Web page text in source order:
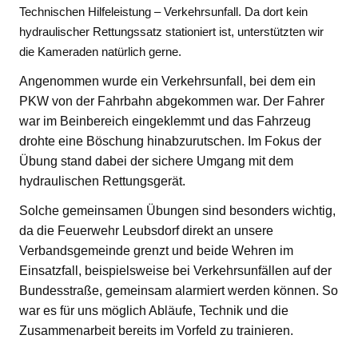
Technischen Hilfeleistung – Verkehrsunfall. Da dort kein
hydraulischer Rettungssatz stationiert ist, unterstützten wir
die Kameraden natürlich gerne.
Angenommen wurde ein Verkehrsunfall, bei dem ein
PKW von der Fahrbahn abgekommen war. Der Fahrer
war im Beinbereich eingeklemmt und das Fahrzeug
drohte eine Böschung hinabzurutschen. Im Fokus der
Übung stand dabei der sichere Umgang mit dem
hydraulischen Rettungsgerät.
Solche gemeinsamen Übungen sind besonders wichtig,
da die Feuerwehr Leubsdorf direkt an unsere
Verbandsgemeinde grenzt und beide Wehren im
Einsatzfall, beispielsweise bei Verkehrsunfällen auf der
Bundesstraße, gemeinsam alarmiert werden können. So
war es für uns möglich Abläufe, Technik und die
Zusammenarbeit bereits im Vorfeld zu trainieren.